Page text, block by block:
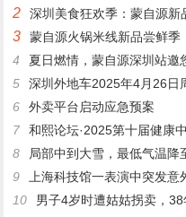
2 深圳美食狂欢季：蒙自源新
3
蒙自源火锅米线新品尝鲜季
4
夏日燃情，蒙自源深圳站邀
5
深圳外地车2025年4月26日
6
外卖平台启动应急预案
7
和熙论坛·2025第十届健康
8
局部中到大雪，最低气温降至-13℃
9
上海科技馆一表演中突发
10
男子4岁时遭姑姑拐卖，38年后终回家